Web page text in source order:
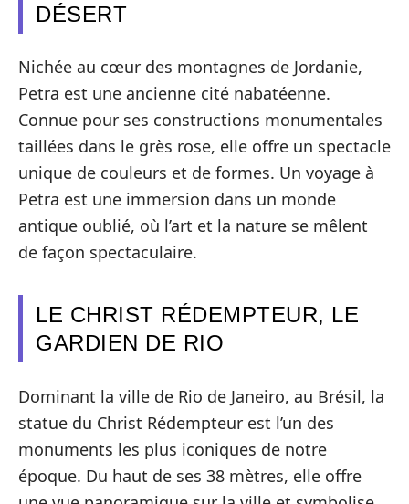
DÉSERT
Nichée au cœur des montagnes de Jordanie,
Petra est une ancienne cité nabatéenne.
Connue pour ses constructions monumentales
taillées dans le grès rose, elle offre un spectacle
unique de couleurs et de formes. Un voyage à
Petra est une immersion dans un monde
antique oublié, où l’art et la nature se mêlent
de façon spectaculaire.
LE CHRIST RÉDEMPTEUR, LE
GARDIEN DE RIO
Dominant la ville de Rio de Janeiro, au Brésil, la
statue du Christ Rédempteur est l’un des
monuments les plus iconiques de notre
époque. Du haut de ses 38 mètres, elle offre